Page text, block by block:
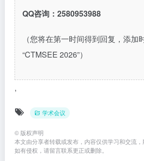
QQ咨询：2580953988
（您将在第一时间得到回复，添加
“CTMSEE 2026”）
,
学术会议
© 版权声明
本文由分享者转载或发布，内容仅供学习和交流，
如有侵权，请留言联系更正或删除。